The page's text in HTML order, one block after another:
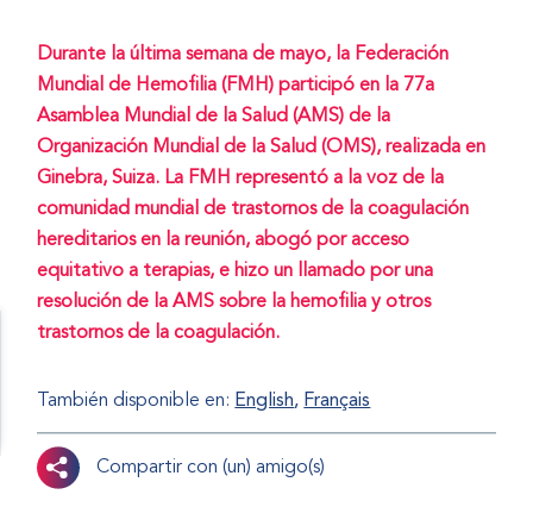
Durante la última semana de mayo, la Federación
Mundial de Hemofilia (FMH) participó en la 77a
Asamblea Mundial de la Salud (AMS) de la
Organización Mundial de la Salud (OMS), realizada en
Ginebra, Suiza. La FMH representó a la voz de la
comunidad mundial de trastornos de la coagulación
hereditarios en la reunión, abogó por acceso
equitativo a terapias, e hizo un llamado por una
resolución de la AMS sobre la hemofilia y otros
trastornos de la coagulación.
También disponible en: English Français
Compartir con (un) amigo(s)